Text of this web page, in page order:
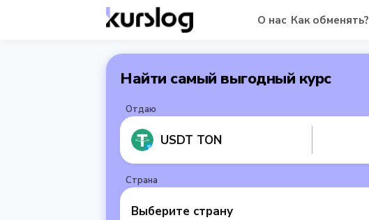
О нас Как обменять?
Найти самый выгодный курс
Отдаю
USDT TON
Страна
Выберите страну